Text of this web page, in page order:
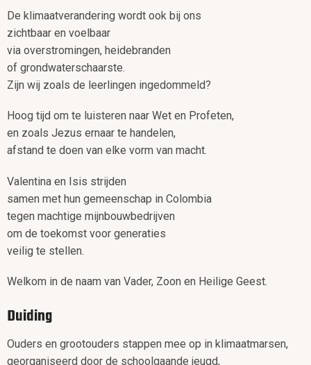
De klimaatverandering wordt ook bij ons
zichtbaar en voelbaar
via overstromingen, heidebranden
of grondwaterschaarste.
Zijn wij zoals de leerlingen ingedommeld?
Hoog tijd om te luisteren naar Wet en Profeten,
en zoals Jezus ernaar te handelen,
afstand te doen van elke vorm van macht.
Valentina en Isis strijden
samen met hun gemeenschap in Colombia
tegen machtige mijnbouwbedrijven
om de toekomst voor generaties
veilig te stellen.
Welkom in de naam van Vader, Zoon en Heilige Geest.
Duiding
Ouders en grootouders stappen mee op in klimaatmarsen,
georganiseerd door de schoolgaande jeugd,